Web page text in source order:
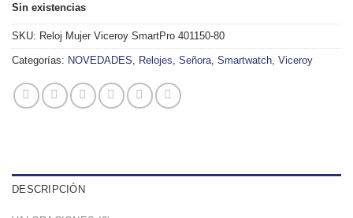
Sin existencias
SKU: Reloj Mujer Viceroy SmartPro 401150-80
Categorías: NOVEDADES, Relojes, Señora, Smartwatch, Viceroy
DESCRIPCIÓN